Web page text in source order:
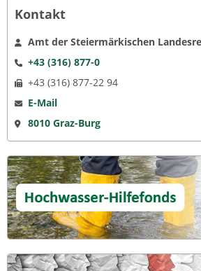
Kontakt
Amt der Steiermärkischen
+43 (316) 877-0
+43 (316) 877-22 94
E-Mail
8010 Graz-Burg